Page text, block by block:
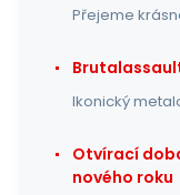
Přejeme
Ikonický
Otvírací
nového roku